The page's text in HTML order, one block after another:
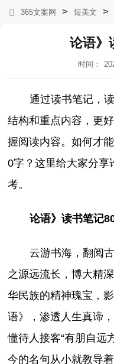
365文案网 > 短美文 >
论语》
时间：
通过读书笔记，
结构和重点内容，更
握阅读内容。如何才
0字？这里给大家分享
考。
论语》读书笔记
云游书海，翻阅
之源远流长，博大精
华民族的精神瑰宝，
语》，渗透人生真谛
懂待人接客“有朋自远
今的名句从小就教导